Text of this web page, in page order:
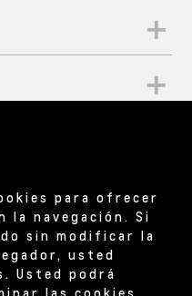
para ofrecer
la navegación. Si
sin modificar la
usted
Usted podrá
las cookies